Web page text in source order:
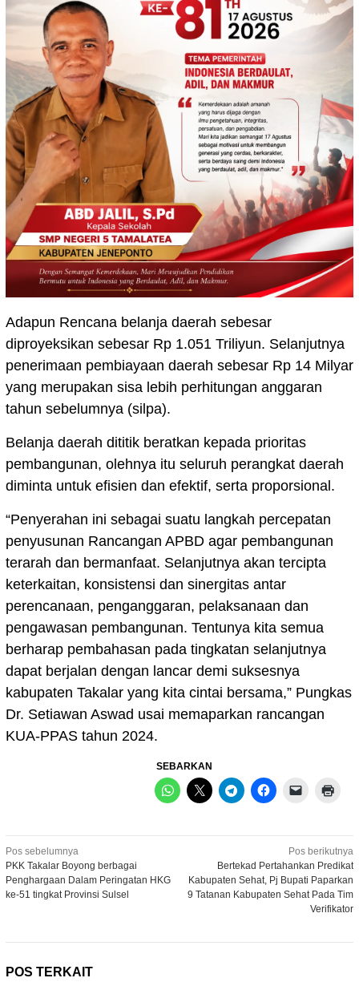
Adapun Rencana belanja daerah sebesar
diproyeksikan sebesar Rp 1.051 Triliyun. Selanjutnya
penerimaan pembiayaan daerah sebesar Rp 14 Milyar
yang merupakan sisa lebih perhitungan anggaran
tahun sebelumnya (silpa).
Belanja daerah dititik beratkan kepada prioritas
pembangunan, olehnya itu seluruh perangkat daerah
diminta untuk efisien dan efektif, serta proporsional.
“Penyerahan ini sebagai suatu langkah percepatan
penyusunan Rancangan APBD agar pembangunan
terarah dan bermanfaat. Selanjutnya akan tercipta
keterkaitan, konsistensi dan sinergitas antar
perencanaan, penganggaran, pelaksanaan dan
pengawasan pembangunan. Tentunya kita semua
berharap pembahasan pada tingkatan selanjutnya
dapat berjalan dengan lancar demi suksesnya
kabupaten Takalar yang kita cintai bersama,” Pungkas
Dr. Setiawan Aswad usai memaparkan rancangan
KUA-PPAS tahun 2024.
SEBARKAN
Navigasi
pos
Pos sebelumnya
PKK Takalar Boyong berbagai
Penghargaan Dalam Peringatan HKG
ke-51 tingkat Provinsi Sulsel
Pos berikutnya
Bertekad Pertahankan Predikat
Kabupaten Sehat, Pj Bupati Paparkan
9 Tatanan Kabupaten Sehat Pada Tim
Verifikator
POS TERKAIT